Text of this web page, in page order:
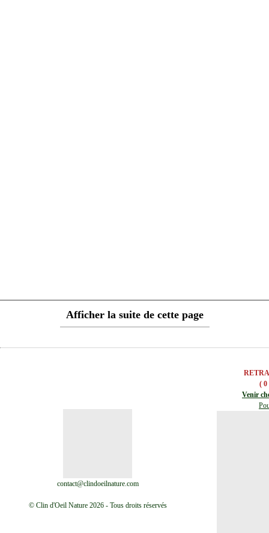
Afficher la suite de cette page
contact@clindoeilnature.com
© Clin d'Oeil Nature 2026 - Tous droits réservés
( 0
Venir